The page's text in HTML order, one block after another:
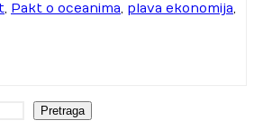
, Pakt o oceanima, plava ekonomija,
Pretraga